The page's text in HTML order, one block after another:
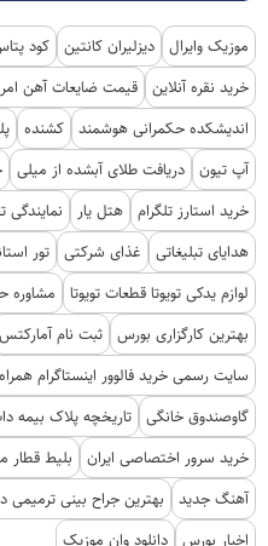
موزیک وایرال دیزلیران کانتین کود
خرید نقره آنلاین قیمت ضایعات آهن
اندیشکده حکمرانی هوشمند کشنده
آپ تیون دریافت طلای آبشده از میلی
خرید استارز تلگرام هتل یار نمایندگی
هدایای تبلیغاتی
غذای شرکتی تور
لوازم یدکی تویوتا قطعات تویوتا
مشاوره
بهترین کارگزاری بورس ثبت نام آمارکتس
سایت رسمی خرید فالوور اینستاگرام
گاوصندوق خانگی تاریخچه پلاک بیمه
خرید سرور اختصاصی ایران
بلیط قطار
آهنگ جدید
بهترین جراح بینی ترمیمی
اخبار بورس دانلود وان موزیک